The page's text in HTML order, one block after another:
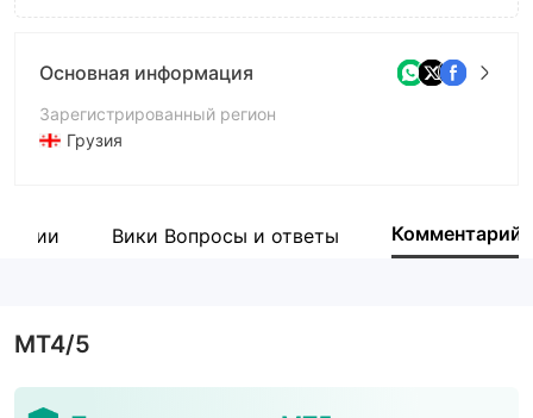
Основная информация
Зарегистрированный регион
Грузия
КомпанияВики Вопросы и ответы Комментарий
MT4/5